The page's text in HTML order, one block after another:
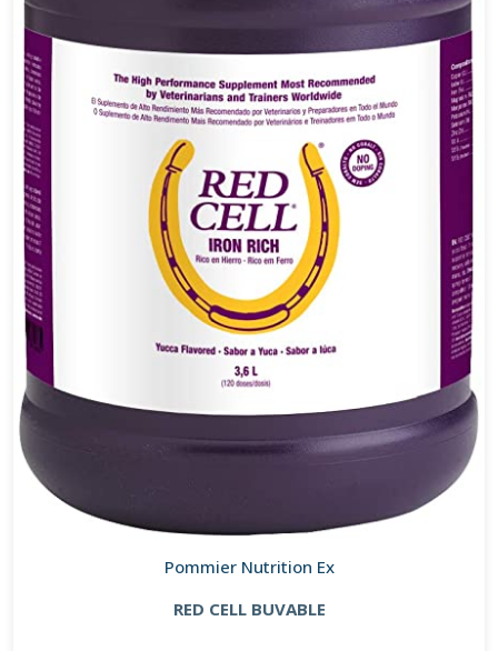
Pommier Nutrition Ex
RED CELL BUVABLE